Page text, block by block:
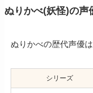
ぬりかべ(妖怪)の声
ぬりかべの歴代声優
シリーズ